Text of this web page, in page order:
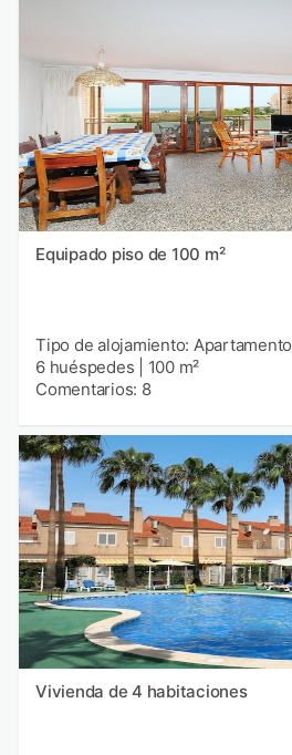
Equipado piso de 100 m²
Tipo de alojamiento: Apartamento
6 huéspedes
100 m²
Comentarios: 8
Vivienda de 4 habitaciones